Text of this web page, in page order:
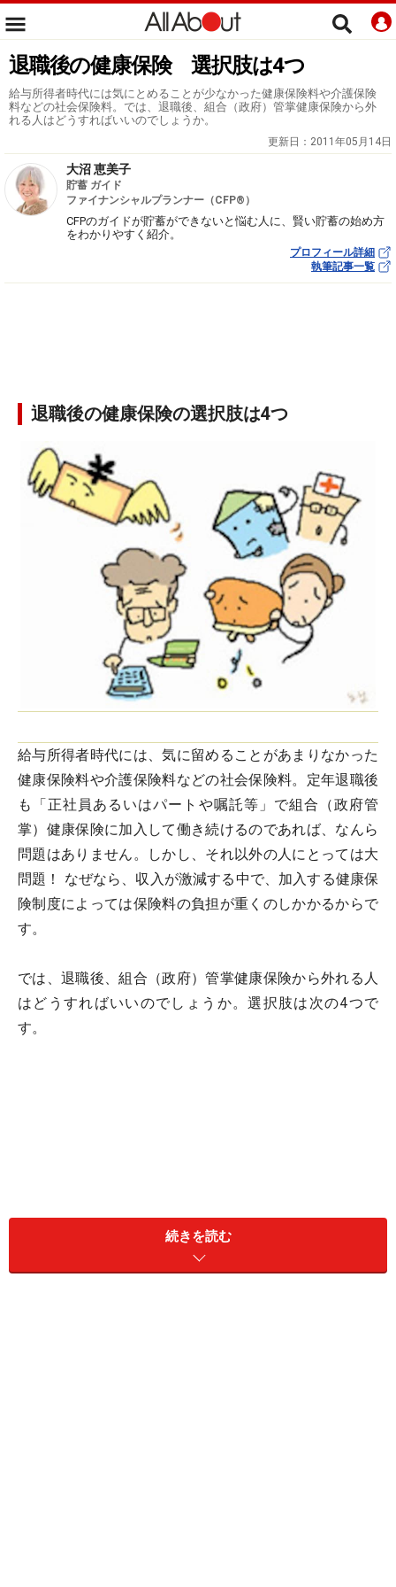
退職後の健康保険 選択肢は4つ
給与所得者時代には気にとめることが少なかった健康保険料や介護保険
料などの社会保険料。では、退職後、組合（政府）管掌健康保険から外
れる人はどうすればいいのでしょうか。
更新日： 2011年05月14日
大沼 恵美子
貯蓄 ガイド
ファイナンシャルプランナー（CFP®）
CFPのガイドが貯蓄ができないと悩む人に、賢い貯蓄の始め方
をわかりやすく紹介。
プロフィール詳細
執筆記事一覧
退職後の健康保険の選択肢は4つ
給与所得者時代には、気に留めることがあまりなかった
健康保険料や介護保険料などの社会保険料。定年退職後
も「正社員あるいはパートや嘱託等」で組合（政府管
掌）健康保険に加入して働き続けるのであれば、なんら
問題はありません。しかし、それ以外の人にとっては大
問題！ なぜなら、収入が激減する中で、加入する健康保
険制度によっては保険料の負担が重くのしかかるからで
す。
では、退職後、組合（政府）管掌健康保険から外れる人
はどうすればいいのでしょうか。選択肢は次の4つで
す。
続きを読む